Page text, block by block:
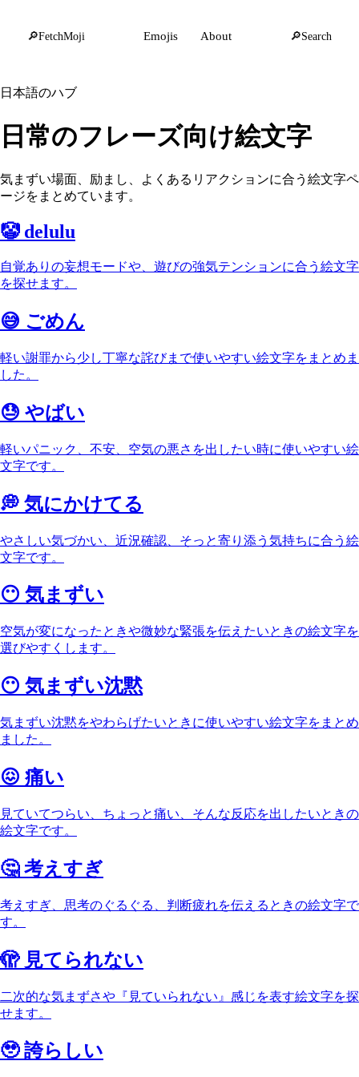
🔎FetchMoji Emojis About 🔎Search
日本語のハブ
日常のフレーズ向け絵文字
気まずい場面、励まし、よくあるリアクションに合う絵文字ペ
ージをまとめています。
🤡 delulu
自覚ありの妄想モードや、遊びの強気テンションに合う絵文字
を探せます。
😅 ごめん
軽い謝罪から少し丁寧な詫びまで使いやすい絵文字をまとめま
した。
😓 やばい
軽いパニック、不安、空気の悪さを出したい時に使いやすい絵
文字です。
💭 気にかけてる
やさしい気づかい、近況確認、そっと寄り添う気持ちに合う絵
文字です。
😶 気まずい
空気が変になったときや微妙な緊張を伝えたいときの絵文字を
選びやすくします。
😶 気まずい沈黙
気まずい沈黙をやわらげたいときに使いやすい絵文字をまとめ
ました。
😖 痛い
見ていてつらい、ちょっと痛い、そんな反応を出したいときの
絵文字です。
🤔 考えすぎ
考えすぎ、思考のぐるぐる、判断疲れを伝えるときの絵文字で
す。
🫣 見てられない
二次的な気まずさや『見ていられない』感じを表す絵文字を探
せます。
🥹 誇らしい